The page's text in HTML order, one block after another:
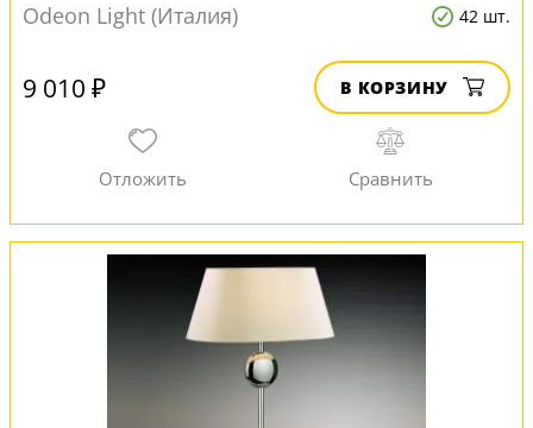
Odeon Light (Италия) 42 шт.
9 010 ₽ В КОРЗИНУ